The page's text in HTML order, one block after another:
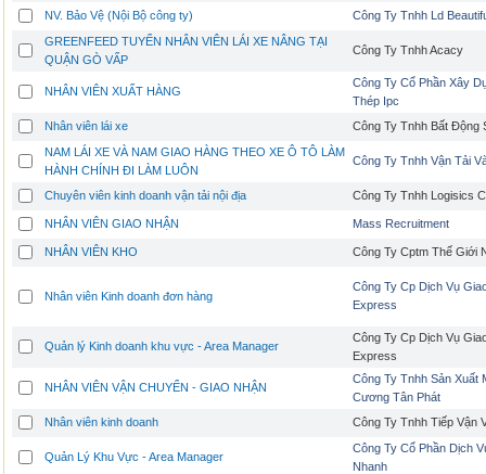
NV. Bảo Vệ (Nội Bộ công ty)
Công Ty Tnhh Ld
GREENFEED TUYỂN NHÂN VIÊN LÁI XE NÂNG TẠI
QUẬN GÒ VẤP
Công Ty Tnhh Acacy
NHÂN VIÊN XUẤT HÀNG
Công Ty Cổ Phần Xây
Thép Ipc
Nhân viên lái xe
Công Ty Tnhh Bất Động
NAM LÁI XE VÀ NAM GIAO HÀNG THEO XE Ô TÔ LÀM
HÀNH CHÍNH ĐI LÀM LUÔN
Công Ty Tnhh Vận Tải
Chuyên viên kinh doanh vận tải nội địa Công Ty Tnhh Logisics
NHÂN VIÊN GIAO NHẬN Mass Recruitment
NHÂN VIÊN KHO Công Ty Cptm Thế Giới
Nhân viên Kinh doanh đơn hàng
Công Ty Cp Dịch Vụ
Express
Quản lý Kinh doanh khu vực - Area Manager
Công Ty Cp Dịch Vụ
Express
NHÂN VIÊN VẬN CHUYỂN - GIAO NHẬN
Công Ty Tnhh Sản Xuất
Cương Tân Phát
Nhân viên kinh doanh
Công Ty Tnhh Tiếp Vận
Quản Lý Khu Vực - Area Manager
Công Ty Cổ Phần Dịch
Nhanh